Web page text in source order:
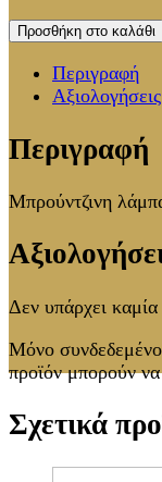
Προσθήκη στο καλάθι
Περιγραφή
Περιγραφή
Μπρούντζινη
Δεν υπάρχει
Μόνο
προϊόν μπορούν
Σχετικά